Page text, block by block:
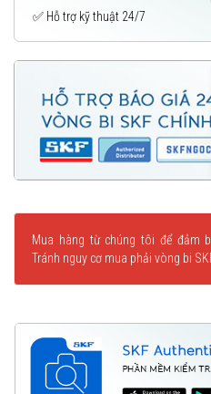
✅ Hỗ trợ kỹ thuật 24/7
Mua hàng từ chúng tôi để đảm
Tránh nguy cơ mua phải vòng bi